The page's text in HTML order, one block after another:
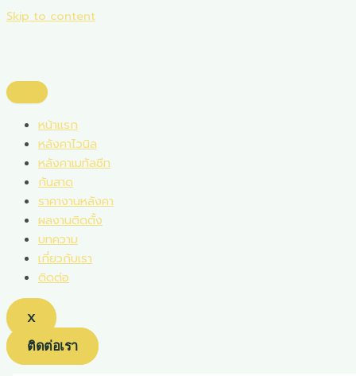
Skip to content
หน้าแรก
หลังคาไวนิล
หลังคาเมทัลชีท
กันสาด
ราคางานหลังคา
ผลงานติดตั้ง
บทความ
เกี่ยวกับเรา
ติดต่อ
X
ติดต่อเรา